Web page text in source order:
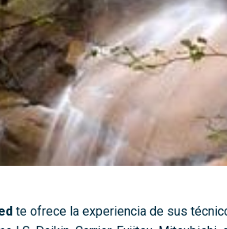
te ofrece la experiencia de sus